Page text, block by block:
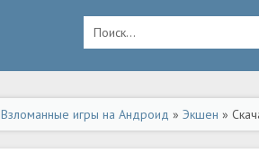
Взломанные игры на Андроид » Экшен »